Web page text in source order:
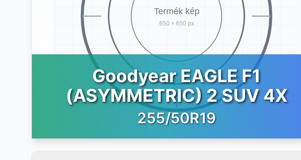
Goodyear EAGLE F1
(ASYMMETRIC) 2 SUV 4X
255/50R19